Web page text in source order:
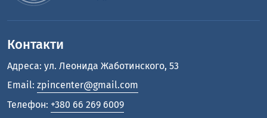
Контакти
Адреса: ул. Леонида Жаботинского, 53
Email: zpincenter@gmail.com
Телефон: +380 66 269 6009